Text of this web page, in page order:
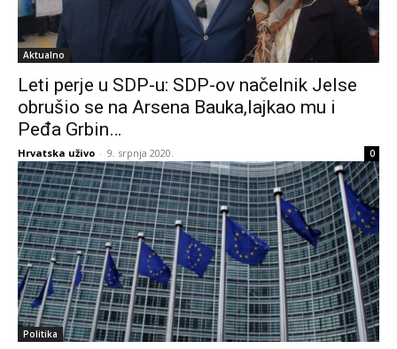
Aktualno
Leti perje u SDP-u: SDP-ov načelnik Jelse
obrušio se na Arsena Bauka,lajkao mu i
Peđa Grbin…
Hrvatska uživo - 9. srpnja 2020. 0
Politika